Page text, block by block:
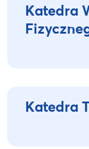
Katedra
Katedra